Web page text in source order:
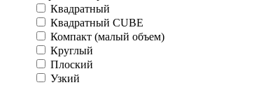
Квадратный
Квадратный CUBE
Компакт (малый объем)
Круглый
Плоский
Узкий